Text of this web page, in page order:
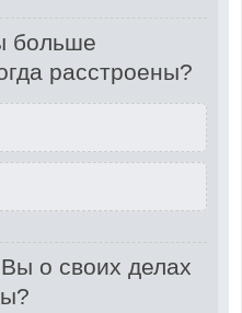
больше
расстроены?
о своих делах